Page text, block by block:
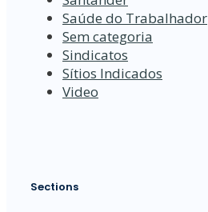
Saúde do Trabalhador
Sem categoria
Sindicatos
Sítios Indicados
Video
Sections